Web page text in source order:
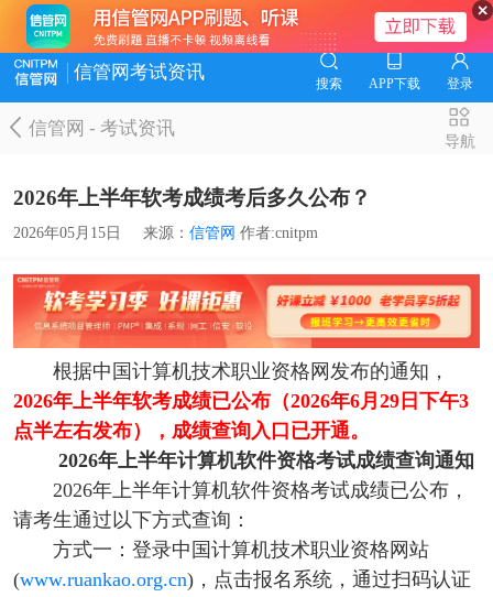
信管网考试资讯
搜索 APP下载 登录
信管网-考试资讯
导航
2026年上半年软考成绩考后多久公布？
2026年05月15日 来源： 信管网 作者:cnitpm
根据中国计算机技术职业资格网发布的通知，
2026年上半年软考成绩已公布（2026年6月29日下午3
点半左右发布），成绩查询入口已开通。
2026年上半年计算机软件资格考试成绩查询通知
2026年上半年计算机软件资格考试成绩已公布，
请考生通过以下方式查询：
方式一：登录中国计算机技术职业资格网站
(www.ruankao.org.cn)，点击报名系统，通过扫码认证